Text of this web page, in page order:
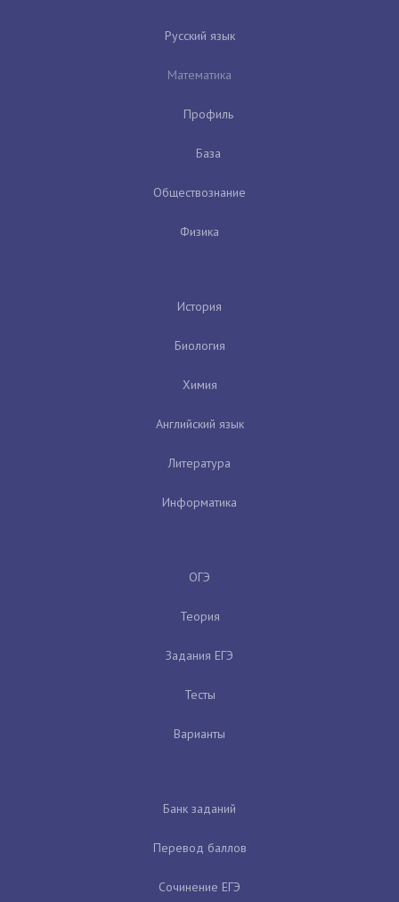
Русский язык
Математика
Профиль
База
Обществознание
Физика
История
Биология
Химия
Английский язык
Литература
Информатика
ОГЭ
Теория
Задания ЕГЭ
Тесты
Варианты
Банк заданий
Перевод баллов
Сочинение ЕГЭ